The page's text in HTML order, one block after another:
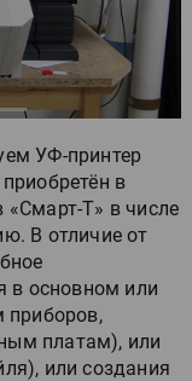
УФ-принтер
в
«Смарт-Т» в числе
В отличие от
в основном или
приборов,
платам), или
или создания